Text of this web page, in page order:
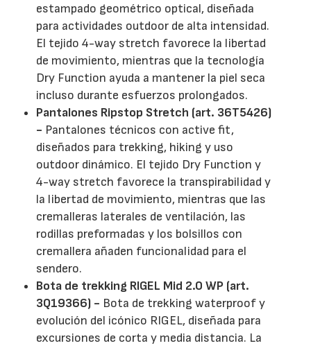
estampado geométrico optical, diseñada
para actividades outdoor de alta intensidad.
El tejido 4-way stretch favorece la libertad
de movimiento, mientras que la tecnología
Dry Function ayuda a mantener la piel seca
incluso durante esfuerzos prolongados.
Pantalones Ripstop Stretch (art. 36T5426)
- Pantalones técnicos con active fit,
diseñados para trekking, hiking y uso
outdoor dinámico. El tejido Dry Function y
4-way stretch favorece la transpirabilidad y
la libertad de movimiento, mientras que las
cremalleras laterales de ventilación, las
rodillas preformadas y los bolsillos con
cremallera añaden funcionalidad para el
sendero.
Bota de trekking RIGEL Mid 2.0 WP (art.
3Q19366) - Bota de trekking waterproof y
evolución del icónico RIGEL, diseñada para
excursiones de corta y media distancia. La